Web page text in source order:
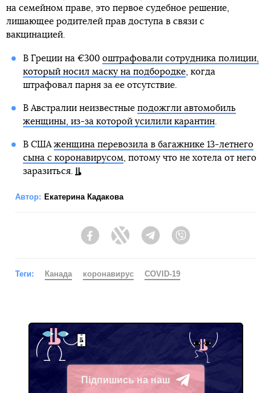
на семейном праве, это первое судебное решение,
лишающее родителей прав доступа в связи с
вакцинацией.
В Греции на €300 оштрафовали сотрудника полиции,
который носил маску на подбородке, когда
штрафовал парня за ее отсутствие.
В Австралии неизвестные подожгли автомобиль
женщины, из-за которой усилили карантин.
В США женщина перевозила в багажнике 13-летнего
сына с коронавирусом, потому что не хотела от него
заразиться.
Автор: Екатерина Кадакова
FacebookTwitter Telegram
Теги: Канада коронавирус COVID-19
Підпишись на наш
Telegram